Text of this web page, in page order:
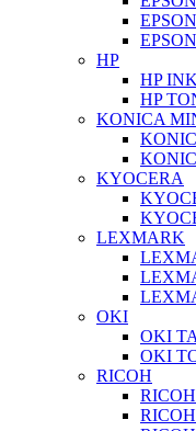
HP
HP
HP
KONICA
KYOCERA
LEXMARK
OKI
OKI
OKI
RICOH